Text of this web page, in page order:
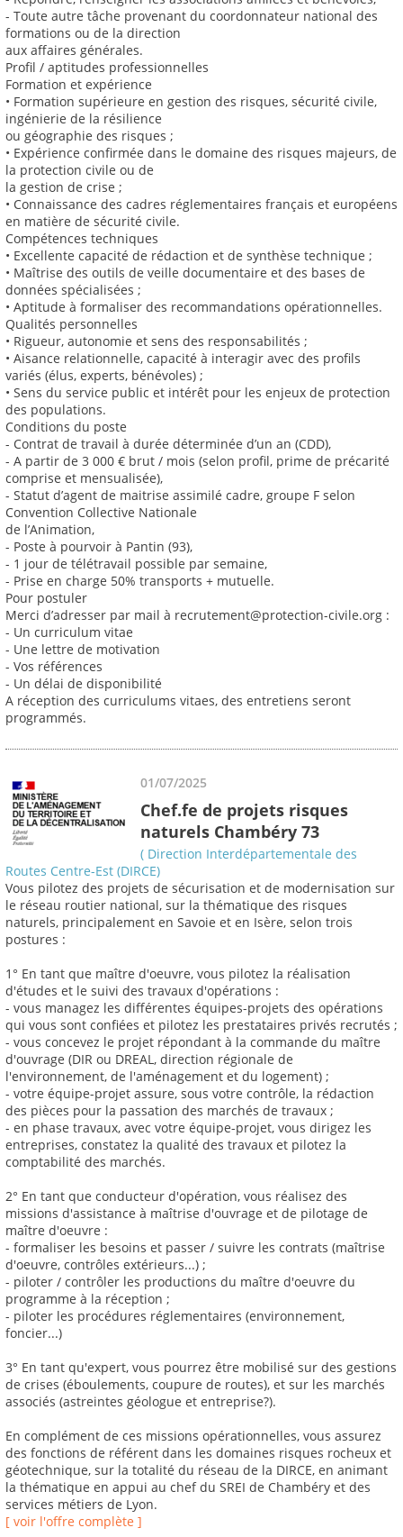
- Toute autre tâche provenant du coordonnateur national des
formations ou de la direction
aux affaires générales.
Profil / aptitudes professionnelles
Formation et expérience
• Formation supérieure en gestion des risques, sécurité civile,
ingénierie de la résilience
ou géographie des risques ;
• Expérience confirmée dans le domaine des risques majeurs, de
la protection civile ou de
la gestion de crise ;
• Connaissance des cadres réglementaires français et européens
en matière de sécurité civile.
Compétences techniques
• Excellente capacité de rédaction et de synthèse technique ;
• Maîtrise des outils de veille documentaire et des bases de
données spécialisées ;
• Aptitude à formaliser des recommandations opérationnelles.
Qualités personnelles
• Rigueur, autonomie et sens des responsabilités ;
• Aisance relationnelle, capacité à interagir avec des profils
variés (élus, experts, bénévoles) ;
• Sens du service public et intérêt pour les enjeux de protection
des populations.
Conditions du poste
- Contrat de travail à durée déterminée d’un an (CDD),
- A partir de 3 000 € brut / mois (selon profil, prime de précarité
comprise et mensualisée),
- Statut d’agent de maitrise assimilé cadre, groupe F selon
Convention Collective Nationale
de l’Animation,
- Poste à pourvoir à Pantin (93),
- 1 jour de télétravail possible par semaine,
- Prise en charge 50% transports + mutuelle.
Pour postuler
Merci d’adresser par mail à recrutement@protection-civile.org :
- Un curriculum vitae
- Une lettre de motivation
- Vos références
- Un délai de disponibilité
A réception des curriculums vitaes, des entretiens seront
programmés.
01/07/2025
Chef.fe de projets risques
naturels Chambéry 73
( Direction Interdépartementale des
Routes Centre-Est (DIRCE)
Vous pilotez des projets de sécurisation et de modernisation sur
le réseau routier national, sur la thématique des risques
naturels, principalement en Savoie et en Isère, selon trois
postures :
1° En tant que maître d'oeuvre, vous pilotez la réalisation
d'études et le suivi des travaux d'opérations :
- vous managez les différentes équipes-projets des opérations
qui vous sont confiées et pilotez les prestataires privés recrutés ;
- vous concevez le projet répondant à la commande du maître
d'ouvrage (DIR ou DREAL, direction régionale de
l'environnement, de l'aménagement et du logement) ;
- votre équipe-projet assure, sous votre contrôle, la rédaction
des pièces pour la passation des marchés de travaux ;
- en phase travaux, avec votre équipe-projet, vous dirigez les
entreprises, constatez la qualité des travaux et pilotez la
comptabilité des marchés.
2° En tant que conducteur d'opération, vous réalisez des
missions d'assistance à maîtrise d'ouvrage et de pilotage de
maître d'oeuvre :
- formaliser les besoins et passer / suivre les contrats (maîtrise
d'oeuvre, contrôles extérieurs...) ;
- piloter / contrôler les productions du maître d'oeuvre du
programme à la réception ;
- piloter les procédures réglementaires (environnement,
foncier...)
3° En tant qu'expert, vous pourrez être mobilisé sur des gestions
de crises (éboulements, coupure de routes), et sur les marchés
associés (astreintes géologue et entreprise?).
En complément de ces missions opérationnelles, vous assurez
des fonctions de référent dans les domaines risques rocheux et
géotechnique, sur la totalité du réseau de la DIRCE, en animant
la thématique en appui au chef du SREI de Chambéry et des
services métiers de Lyon.
[ voir l'offre complète ]